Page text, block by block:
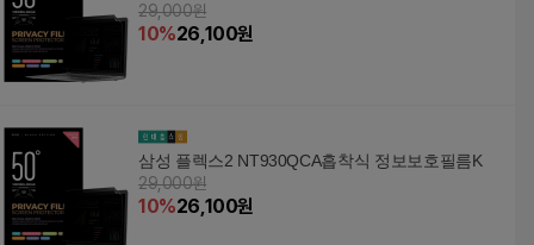
29,000원
10%26,100원
삼성 플렉스2 NT930QCA흡착식 정보보호필름K
29,000원
10%26,100원